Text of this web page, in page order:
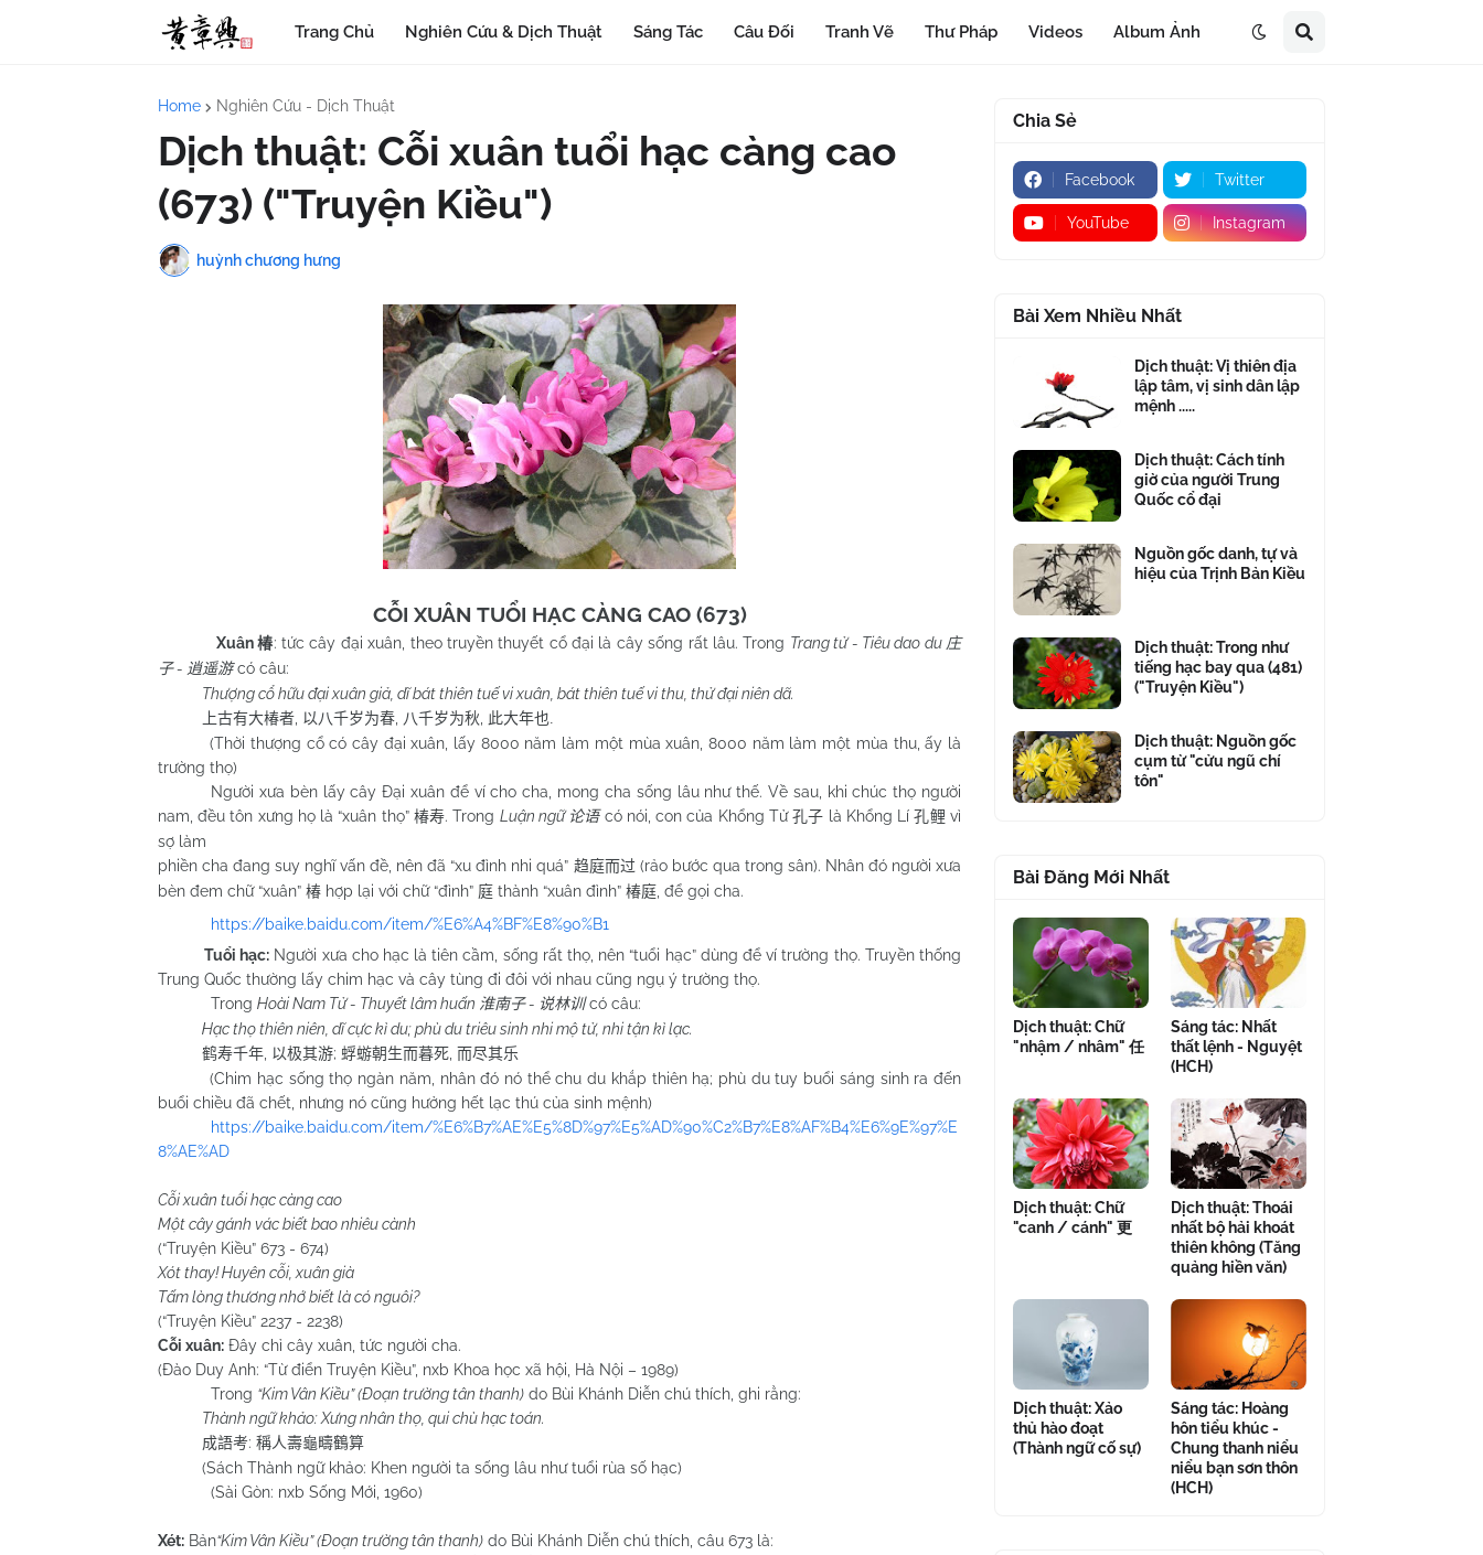
Trang Chủ Nghiên Cứu & Dịch Thuật Sáng Tác Câu Đối Tranh Vẽ Thư Pháp Videos Album Ảnh
Home Nghiên Cứu - Dịch Thuật
Dịch thuật: Cỗi xuân tuổi hạc càng cao
(673) ("Truyện Kiều")
huỳnh chương hưng
CỖI XUÂN TUỔI HẠC CÀNG CAO (673)
Xuân椿: tức cây đại xuân, theo truyền thuyết cổ đại là cây sống rất lâu. Trong Trang tử - Tiêu dao du 庄
子- 逍遥游 có câu:
Thượng cổ hữu đại xuân giả, dĩ bát thiên tuế vi xuân, bát thiên tuế vi thu, thử đại niên dã.
上古有大椿者 以八千岁为春 八千岁为秋 此大年也.
(Thời thượng cổ có cây đại xuân, lấy 8000 năm làm một mùa xuân, 8000 năm làm một mùa thu, ấy là
trường thọ)
Người xưa bèn lấy cây Đại xuân để ví cho cha, mong cha sống lâu như thế. Về sau, khi chúc thọ người
nam, đều tôn xưng họ là “xuân thọ” 椿寿. Trong Luận ngữ 论语 có nói, con của Khổng Tử孔子 là Khổng Lí孔鲤 vì
sợ làm
phiền cha đang suy nghĩ vấn đề, nên đã “xu đình nhi quá” 趋庭而过 (rảo bước qua trong sân). Nhân đó người xưa
bèn đem chữ “xuân” 椿 hợp lại với chữ “đình” 庭 thành “xuân đình” 椿庭 , để gọi cha.
https://baike.baidu.com/item/%E6%A4%BF%E8%90%B1
Tuổi hạc: Người xưa cho hạc là tiên cầm, sống rất thọ, nên “tuổi hạc” dùng để ví trường thọ. Truyền thống
Trung Quốc thường lấy chim hạc và cây tùng đi đôi với nhau cũng ngụ ý trường thọ.
Trong Hoài Nam Tử - Thuyết lâm huấn 淮南子- 说林训 có câu:
Hạc thọ thiên niên, dĩ cực kì du; phù du triêu sinh nhi mộ tử, nhi tận kì lạc.
鹤寿千年, 以极其游; 蜉蝣朝生而暮死, 而尽其乐
(Chim hạc sống thọ ngàn năm, nhân đó nó thể chu du khắp thiên hạ; phù du tuy buổi sáng sinh ra đến
buổi chiều đã chết, nhưng nó cũng hưởng hết lạc thú của sinh mệnh)
https://baike.baidu.com/item/%E6%B7%AE%E5%8D%97%E5%AD%90%C2%B7%E8%AF%B4%E6%9E%97%E
8%AE%AD
Cỗi xuân tuổi hạc càng cao
Một cây gánh vác biết bao nhiêu cành
(“Truyện Kiều” 673 - 674)
Xót thay! Huyên cỗi, xuân già
Tấm lòng thương nhớ biết là có nguôi?
(“Truyện Kiều” 2237 - 2238)
Cỗi xuân: Đây chỉ cây xuân, tức người cha.
(Đào Duy Anh: “Từ điển Truyện Kiều”, nxb Khoa học xã hội, Hà Nội – 1989)
Trong “Kim Vân Kiều” (Đoạn trường tân thanh) do Bùi Khánh Diễn chú thích, ghi rằng:
Thành ngữ khảo: Xưng nhân thọ, qui chù hạc toán.
成語考: 稱人壽龜疇鶴算
(Sách Thành ngữ khảo: Khen người ta sống lâu như tuổi rùa số hạc)
(Sài Gòn: nxb Sống Mới, 1960)
Xét: Bản“Kim Vân Kiều” (Đoạn trường tân thanh) do Bùi Khánh Diễn chú thích, câu 673 là:
Chia Sẻ
Facebook Twitter
YouTube Instagram
Bài Xem Nhiều Nhất
Dịch thuật: Vị thiên địa
lập tâm, vị sinh dân lập
mệnh .....
Dịch thuật: Cách tính
giờ của người Trung
Quốc cổ đại
Nguồn gốc danh, tự và
hiệu của Trịnh Bản Kiều
Dịch thuật: Trong như
tiếng hạc bay qua (481)
("Truyện Kiều")
Dịch thuật: Nguồn gốc
cụm từ "cửu ngũ chí
tôn"
Bài Đăng Mới Nhất
Dịch thuật: Chữ
"nhậm / nhâm" 任
Sáng tác: Nhất
thất lệnh - Nguyệt
(HCH)
Dịch thuật: Chữ
"canh / cánh" 更
Dịch thuật: Thoái
nhất bộ hải khoát
thiên không (Tăng
quảng hiền văn)
Dịch thuật: Xảo
thủ hào đoạt
(Thành ngữ cố sự)
Sáng tác: Hoàng
hôn tiểu khúc -
Chung thanh niểu
niểu bạn sơn thôn
(HCH)